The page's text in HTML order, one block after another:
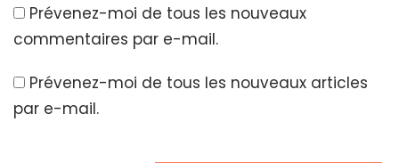
Prévenez-moi de tous les nouveaux
commentaires par e-mail.
Prévenez-moi de tous les nouveaux articles
par e-mail.